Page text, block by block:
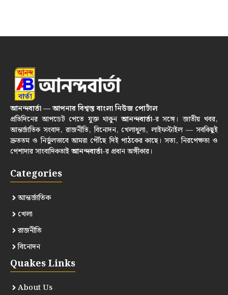
আনন্দবার্তা — আপনার বিশ্বস্ত বাংলা নিউজ পোর্টাল
প্রতিদিনের আপডেট পেতে যুক্ত থাকুনআনন্দবার্তা-র সঙ্গে। জাতীয় খবর,
আন্তর্জাতিক সংবাদ, রাজনীতি, বিনোদন, খেলাধুলা, লাইফস্টাইল — সবকিছুই
দ্রুততম ও নির্ভুলভাবে আমরা পৌঁছে দিই পাঠকের কাছে। সত্য, নিরপেক্ষতা ও
পেশাদার সাংবাদিকতাইআনন্দবার্তা-র প্রধান অঙ্গীকার।
Categories
আন্তর্জাতিক
খেলা
রাজনীতি
বিনোদন
Quakes Links
About Us